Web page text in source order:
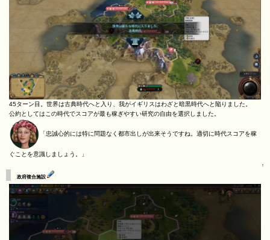
45ターン目。世界は古典時代へと入り、我がイギリスはわざと暗黒時代へと陥りました。
公約としてはこの時代でスコアが最も稼ぎやすい研究の自由を選択しました。
「忠誠心的には特に問題なく都市出しが出来そうですね。適切に時代スコアを稼
ぐことを意識しましょう。」
↑
政府複合施設